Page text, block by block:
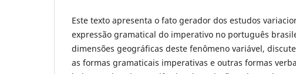
Este texto apresenta o fato gerador dos estudos
expressão gramatical do imperativo no português
dimensões geográficas deste fenômeno variável,
as formas gramaticais imperativas e outras formas